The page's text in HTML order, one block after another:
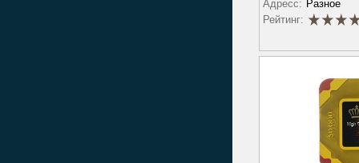
Адресс: Разное
Рейтинг: